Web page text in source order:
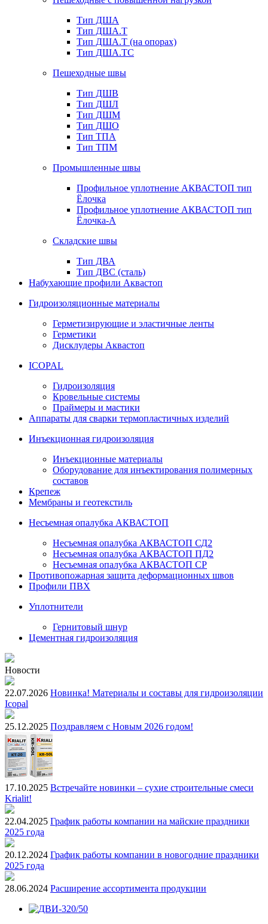
Тип ДША
Тип ДША.Т
Тип ДША.Т (на опорах)
Тип ДША.ТС
Пешеходные швы
Тип ДШВ
Тип ДШЛ
Тип ДШМ
Тип ДШО
Тип ТПА
Тип ТПМ
Промышленные швы
Профильное уплотнение АКВАСТОП тип
Ёлочка
Профильное уплотнение АКВАСТОП тип
Ёлочка-А
Складские швы
Тип ДВА
Тип ДВС (сталь)
Набухающие профили Аквастоп
Гидроизоляционные материалы
Герметизирующие и эластичные ленты
Герметики
Дисклудеры Аквастоп
ICOPAL
Гидроизоляция
Кровельные системы
Праймеры и мастики
Аппараты для сварки термопластичных изделий
Инъекционная гидроизоляция
Инъекционные материалы
Оборудование для инъектирования полимерных
составов
Крепеж
Мембраны и геотекстиль
Несъемная опалубка АКВАСТОП
Несъемная опалубка АКВАСТОП СД2
Несъемная опалубка АКВАСТОП ПД2
Несъемная опалубка АКВАСТОП СР
Противопожарная защита деформационных швов
Профили ПВХ
Уплотнители
Гернитовый шнур
Цементная гидроизоляция
Новости
22.07.2026 Новинка! Материалы и составы для гидроизоляции
Icopal
25.12.2025 Поздравляем с Новым 2026 годом!
17.10.2025 Встречайте новинки – сухие строительные смеси
Krialit!
22.04.2025 График работы компании на майские праздники
2025 года
20.12.2024 График работы компании в новогодние праздники
2025 года
28.06.2024 Расширение ассортимента продукции